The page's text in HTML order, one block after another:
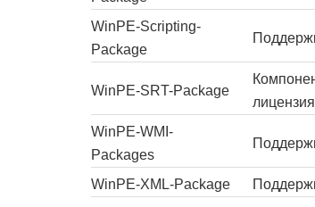
WinPE-Scripting-
Package
WinPE-SRT-Package
WinPE-WMI-
Packages
WinPE-XML-Package